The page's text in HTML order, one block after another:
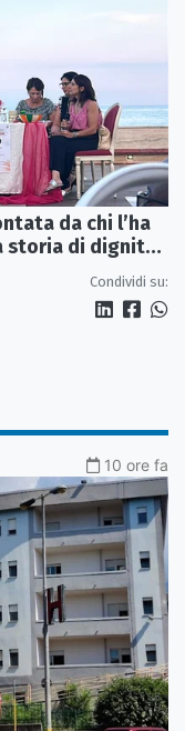
da chi l’ha
storia di dignità
Condividi su:
10 ore fa